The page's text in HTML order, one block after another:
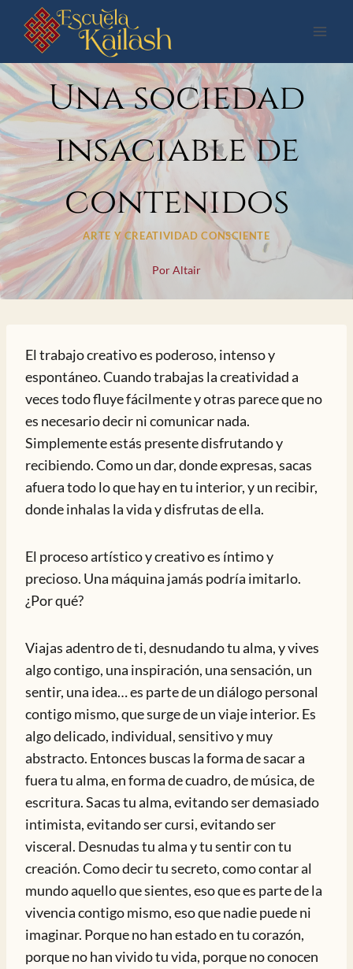
Saltar
contenido
Una sociedad
insaciable de
contenidos
ARTE Y CREATIVIDAD CONSCIENTE
PorAltair
El trabajo creativo es poderoso, intenso y
espontáneo. Cuando trabajas la creatividad a
veces todo fluye fácilmente y otras parece que no
es necesario decir ni comunicar nada.
Simplemente estás presente disfrutando y
recibiendo. Como un dar, donde expresas, sacas
afuera todo lo que hay en tu interior, y un recibir,
donde inhalas la vida y disfrutas de ella.
El proceso artístico y creativo es íntimo y
precioso. Una máquina jamás podría imitarlo.
¿Por qué?
Viajas adentro de ti, desnudando tu alma, y vives
algo contigo, una inspiración, una sensación, un
sentir, una idea… es parte de un diálogo personal
contigo mismo, que surge de un viaje interior. Es
algo delicado, individual, sensitivo y muy
abstracto. Entonces buscas la forma de sacar a
fuera tu alma, en forma de cuadro, de música, de
escritura. Sacas tu alma, evitando ser demasiado
intimista, evitando ser cursi, evitando ser
visceral. Desnudas tu alma y tu sentir con tu
creación. Como decir tu secreto, como contar al
mundo aquello que sientes, eso que es parte de la
vivencia contigo mismo, eso que nadie puede ni
imaginar. Porque no han estado en tu corazón,
porque no han vivido tu vida, porque no conocen